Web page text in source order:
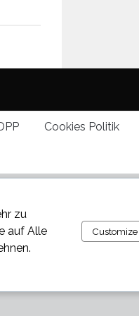
Cookies Politik
zu
auf Alle
Customize